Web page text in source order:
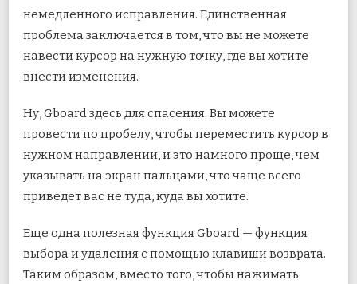
немедленного исправления. Единственная
проблема заключается в том, что вы не можете
навести курсор на нужную точку, где вы хотите
внести изменения.
Ну, Gboard здесь для спасения. Вы можете
провести по пробелу, чтобы переместить курсор в
нужном направлении, и это намного проще, чем
указывать на экран пальцами, что чаще всего
приведет вас не туда, куда вы хотите.
Еще одна полезная функция Gboard — функция
выбора и удаления с помощью клавиши возврата.
Таким образом, вместо того, чтобы нажимать